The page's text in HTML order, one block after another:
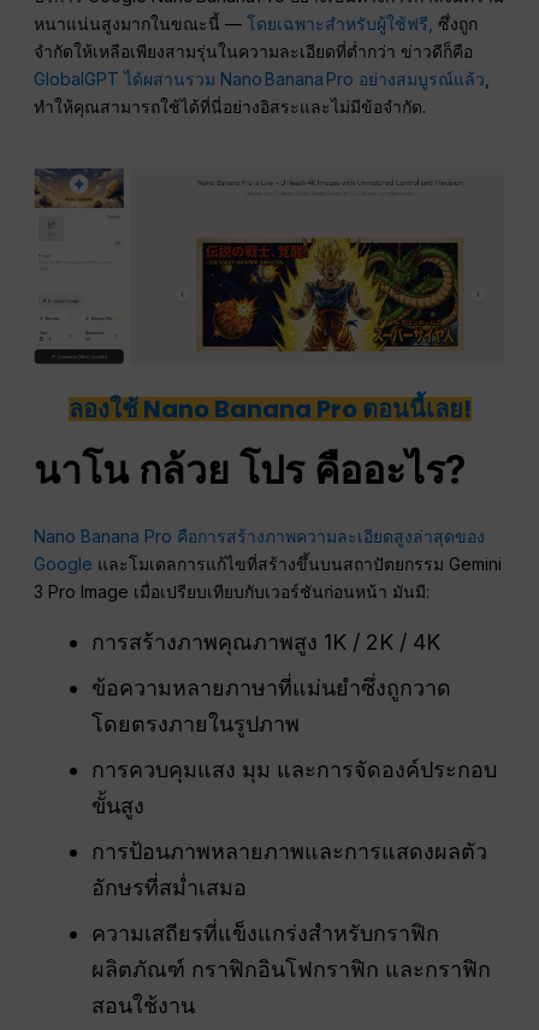
หนาแน่นสูงมากในขณะนี้ —โดยเฉพาะสำหรับผู้ใช้ฟรี, ซึ่งถูก
จำกัดให้เหลือเพียงสามรุ่นในความละเอียดที่ต่ำกว่า ข่าวดีก็คือ
GlobalGPT ได้ผสานรวม Nano Banana Pro อย่างสมบูรณ์แล้ว,
ทำให้คุณสามารถใช้ได้ที่นี่อย่างอิสระและไม่มีข้อจำกัด.
ลองใช้ Nano Banana Pro ตอนนี้เลย!
นาโน กล้วย โปร คืออะไร?
Nano Banana Pro คือการสร้างภาพความละเอียดสูงล่าสุดของ
Google และโมเดลการแก้ไขที่สร้างขึ้นบนสถาปัตยกรรม Gemini
3 Pro Image เมื่อเปรียบเทียบกับเวอร์ชันก่อนหน้า มันมี:
การสร้างภาพคุณภาพสูง 1K / 2K / 4K
ข้อความหลายภาษาที่แม่นยำซึ่งถูกวาด
โดยตรงภายในรูปภาพ
การควบคุมแสง มุม และการจัดองค์ประกอบ
ขั้นสูง
การป้อนภาพหลายภาพและการแสดงผลตัว
อักษรที่สม่ำเสมอ
ความเสถียรที่แข็งแกร่งสำหรับกราฟิก
ผลิตภัณฑ์ กราฟิกอินโฟกราฟิก และกราฟิก
สอนใช้งาน